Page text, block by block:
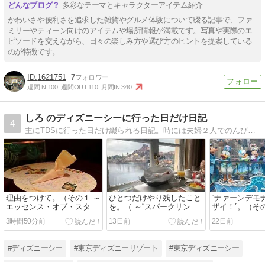
多彩なテーマとキャラクターアイテム紹介
かわいさや便利さを追求した雑貨やグルメ体験について綴る記事で、ファ
ミリーやティーン向けのアイテムや場所情報が満載です。写真や実際のエ
ピソードを交えながら、日々の楽しみ方や選び方のヒントを提案している
のが特徴です。
1621751 7
週間IN:100 週間OUT:110 月間IN:340
4
しろ のディズニーシーに行った日だけ日記
主にTDSに行った日だけ綴られる日記。時には夫婦２人でのんびり行く東京ディズニーリゾート紀行になったりもします。
理由をつけて。（その１ ～
エッセンス・オブ・スタイ
リッシュキュイジーヌ”カン
ナ” と 本日の部屋 など）
3時間50分前
ひとつだけやり残したこと
を。（ ～“スパークリン
グ・ジュビリー”セレブレー
ション など）
13日前
“ナァーンデモ
ザイ！”。（そ
ーヴ！～シー
ームス～ など
22日前
#ディズニーシー #東京ディズニーリゾート #東京ディズニーシー